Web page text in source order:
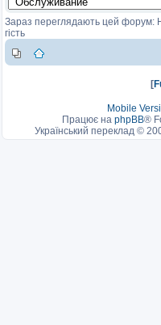
Зараз переглядають цей форум:
гість
[
Mobile
Працює на phpBB®
Український переклад ©